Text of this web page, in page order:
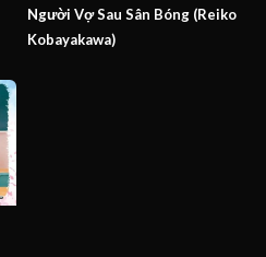
Người Vợ Sau Sân Bóng (Reiko
Kobayakawa)